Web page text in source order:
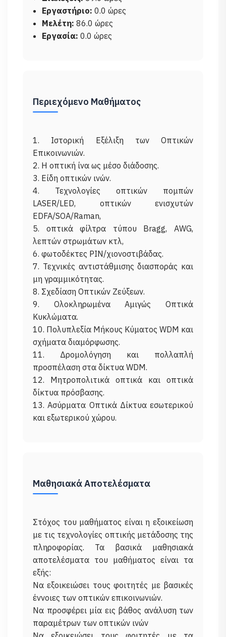
Εργαστήριο: 0.0 ώρες
Μελέτη: 86.0 ώρες
Εργασία: 0.0 ώρες
Περιεχόμενο Μαθήματος
1. Ιστορική Εξέλιξη των Οπτικών
Επικοινωνιών.
2. Η οπτική ίνα ως μέσο διάδοσης.
3. Είδη οπτικών ινών.
4. Τεχνολογίες οπτικών πομπών
LASER/LED, οπτικών ενισχυτών
EDFA/SOA/Raman,
5. οπτικά φίλτρα τύπου Bragg, AWG,
λεπτών στρωμάτων κτλ,
6. φωτοδέκτες PIN/χιονοστιβάδας.
7. Τεχνικές αντιστάθμισης διασποράς και
μη γραμμικότητας.
8. Σχεδίαση Οπτικών Ζεύξεων.
9. Ολοκληρωμένα Αμιγώς Οπτικά
Κυκλώματα.
10. Πολυπλεξία Μήκους Κύματος WDM και
σχήματα διαμόρφωσης.
11. Δρομολόγηση και πολλαπλή
προσπέλαση στα δίκτυα WDM.
12. Μητροπολιτικά οπτικά και οπτικά
δίκτυα πρόσβασης.
13. Ασύρματα Οπτικά Δίκτυα εσωτερικού
Μαθησιακά Αποτελέσματα
Στόχος του μαθήματος είναι η εξοικείωση
με τις τεχνολογίες οπτικής μετάδοσης της
πληροφορίας. Τα βασικά μαθησιακά
αποτελέσματα του μαθήματος είναι τα
εξής:
Να εξοικειώσει τους φοιτητές με βασικές
έννοιες των οπτικών επικοινωνιών.
Να προσφέρει μία εις βάθος ανάλυση των
παραμέτρων των οπτικών ινών